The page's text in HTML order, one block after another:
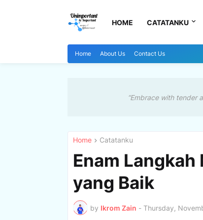
HOME CATATANKU
Home About Us Contact Us
“Embrace with tender
Home Catatanku
Enam
yang Baik
by Ikrom Zain - Thursday,